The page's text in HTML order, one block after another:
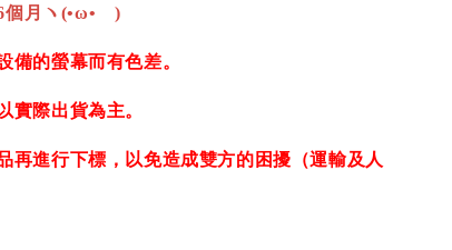
月ヽ(•ω•ゞ)
備的螢幕而有色差。
實際出貨為主。
再進行下標，以免造成雙方的困擾（運輸及人